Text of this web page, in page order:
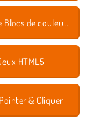
Jeux de Blocs de couleurs
HTML5
& Cliquer